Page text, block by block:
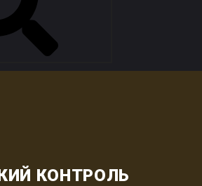
КОНТРОЛЬ